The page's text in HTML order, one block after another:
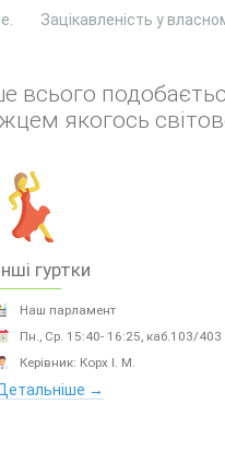
Зацікавленість у
всього
якогось
гуртки
Наш парламент
Пн., Ср. 15:40- 16:25, каб.103/403
Керівник: Корх І. М.
→